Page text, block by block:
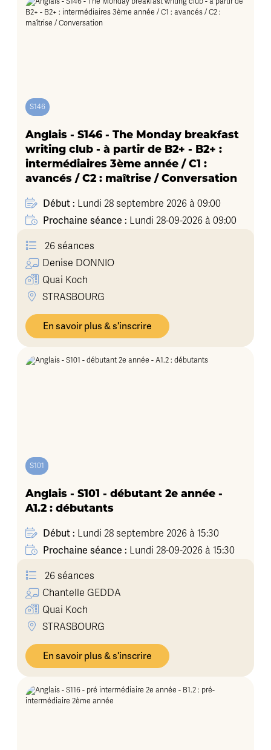
S146
Anglais - S146 - The Monday breakfast
writing club - à partir de B2+ - B2+ :
intermédiaires 3ème année / C1 :
avancés / C2 : maîtrise / Conversation
Début : Lundi 28 septembre 2026 à 09:00
Prochaine séance : Lundi 28-09-2026 à 09:00
26 séances
Denise DONNIO
Quai Koch
STRASBOURG
En savoir plus & s'inscrire
S101
Anglais - S101 - débutant 2e année -
A1.2 : débutants
Début : Lundi 28 septembre 2026 à 15:30
Prochaine séance : Lundi 28-09-2026 à 15:30
26 séances
Chantelle GEDDA
Quai Koch
STRASBOURG
En savoir plus & s'inscrire